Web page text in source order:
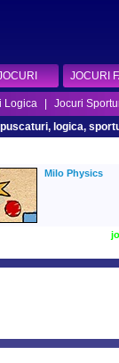
JOCURI
Logica
Jocuri
logica,
Milo Physics